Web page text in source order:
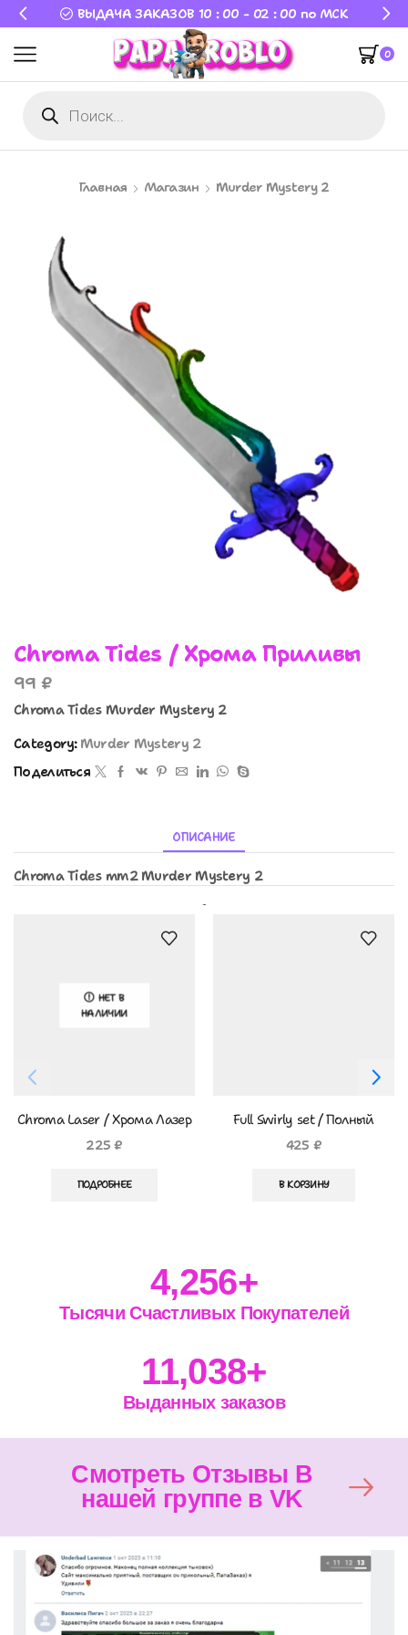
ВЫДАЧА ЗАКАЗОВ 10 : 00 - 02 : 00 по МСК
0
Главная Магазин Murder Mystery 2
Chroma Tides / Хрома Приливы
99 ₽
Chroma Tides Murder Mystery 2
Category: Murder Mystery 2
Поделиться
ОПИСАНИЕ
Chroma Tides mm2 Murder Mystery 2
НЕТ В
НАЛИЧИИ
Chroma Laser / Хрома Лазер
225₽
ПОДРОБНЕЕ
Full Swirly set / Полный
Свирли Сет
425 ₽
В КОРЗИНУ
Тысячи Счастливых Покупателей
4,256+
Выданных заказов
11,038+
Смотреть Отзывы В
нашей группе в VK